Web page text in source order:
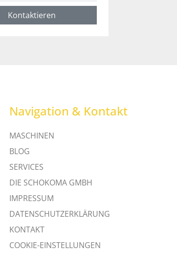
Kontaktieren
Navigation & Kontakt
MASCHINEN
BLOG
SERVICES
DIE SCHOKOMA GMBH
IMPRESSUM
DATENSCHUTZERKLÄRUNG
KONTAKT
COOKIE-EINSTELLUNGEN